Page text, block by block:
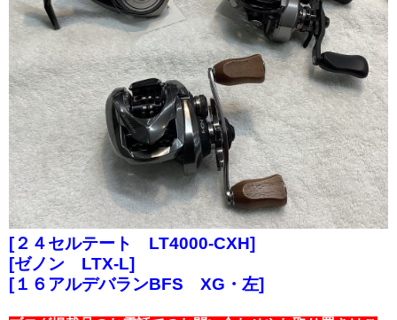
[２４セルテート LT4000-CXH]
[ゼノン LTX-L]
[１６アルデバランBFS XG・左]